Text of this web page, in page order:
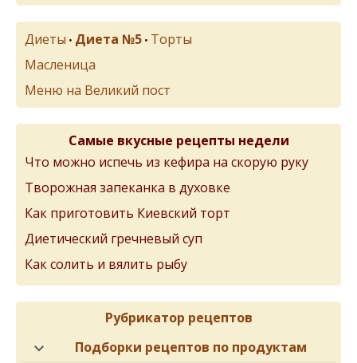
Диеты • Диета №5 • Торты
Масленица
Меню на Великий пост
Самые вкусные рецепты недели
Что можно испечь из кефира на скорую руку
Творожная запеканка в духовке
Как приготовить Киевский торт
Диетический гречневый суп
Как солить и вялить рыбу
Рубрикатор рецептов
Подборки рецептов по продуктам